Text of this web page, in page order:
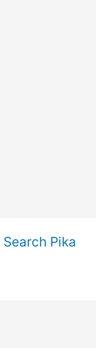
Search Pika